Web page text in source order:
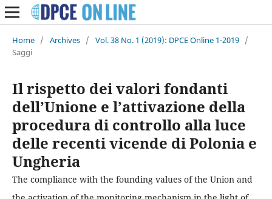
Home / Archives / Vol. 38 No. 1 (2019): DPCE Online 1-2019 /
Saggi
Il rispetto dei valori fondanti
dell’Unione e l’attivazione della
procedura di controllo alla luce
delle recenti vicende di Polonia e
Ungheria
The compliance with the founding values of the Union and